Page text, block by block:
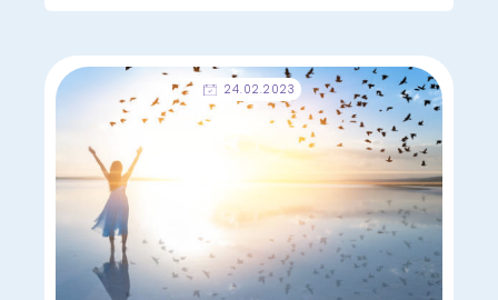
24.02.2023